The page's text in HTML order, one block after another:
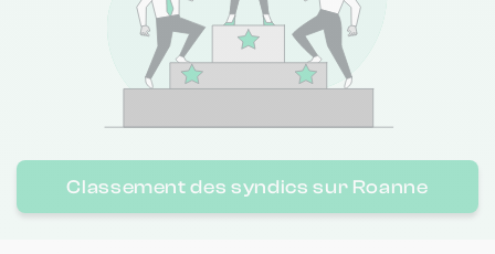
Classement des syndics sur Roanne